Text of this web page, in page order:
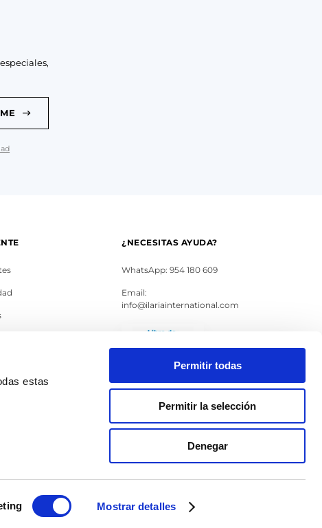
estas
Mostrar detalles
Permitir todas
Permitir la selección
Denegar
¿NECESITAS AYUDA?
WhatsApp: 954 180 609
Email:
info@ilariainternational.com